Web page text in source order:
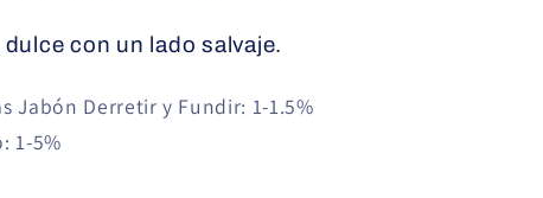
con un lado salvaje.
Jabón Derretir y Fundir: 1-1.5%
1-5%